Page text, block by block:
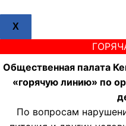
X
Общественная палата
«горячую линию» по
По вопросам